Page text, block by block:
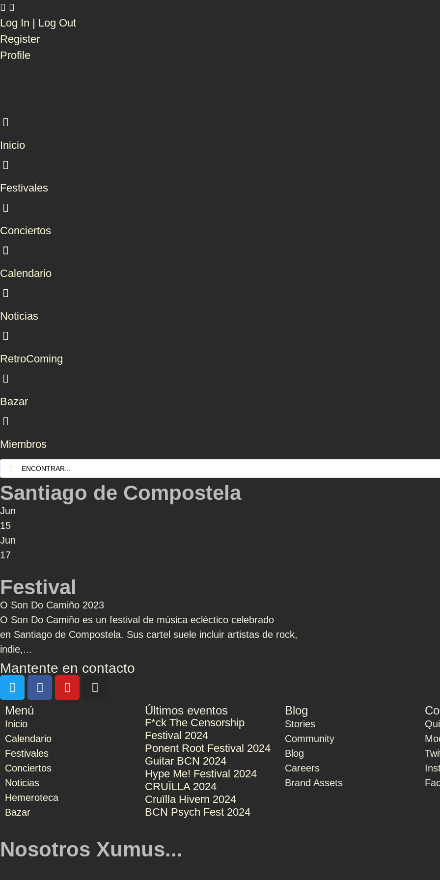
Log In | Log Out
Register
Profile
Inicio
Festivales
Conciertos
Calendario
Noticias
RetroComing
Bazar
Miembros
Santiago de Compostela
Jun
15
Jun
17
Festival
O Son Do Camiño 2023
O Son Do Camiño es un festival de música ecléctico celebrado
en Santiago de Compostela. Sus cartel suele incluir artistas de rock,
indie,...
Mantente en contacto
Menú
Inicio
Calendario
Festivales
Conciertos
Noticias
Hemeroteca
Bazar
Últimos eventos
F*ck The Censorship
Festival 2024
Ponent Root Festival 2024
Guitar BCN 2024
Hype Me! Festival 2024
CRUÏLLA 2024
Cruïlla Hivern 2024
BCN Psych Fest 2024
Blog
Stories
Community
Blog
Careers
Brand Assets
Nosotros Xumus...